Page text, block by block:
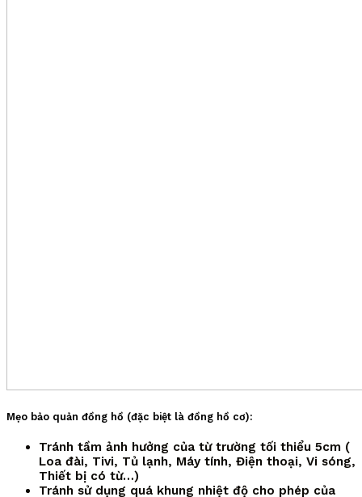
Mẹo bảo quản đồng hồ (đặc biệt là đồng hồ cơ):
Tránh tầm ảnh hưởng của từ trường tối thiểu 5cm (
Loa đài, Tivi, Tủ lạnh, Máy tính, Điện thoại, Vi sóng,
Thiết bị có từ…)
Tránh sử dụng quá khung nhiệt độ cho phép của